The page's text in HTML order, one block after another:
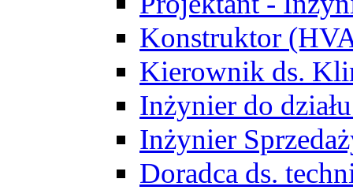
Konstruktor
Kierownik ds.
Inżynier do
Inżynier
Doradca ds.